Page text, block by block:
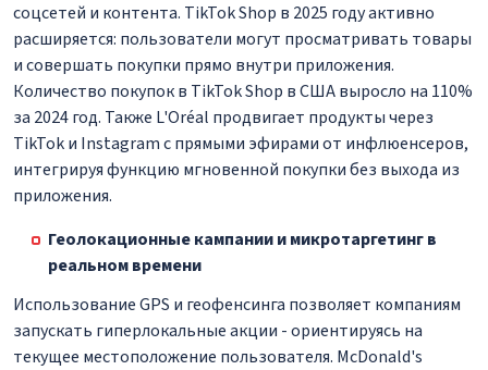
соцсетей и контента. TikTok Shop в 2025 году активно
расширяется: пользователи могут просматривать товары
и совершать покупки прямо внутри приложения.
Количество покупок в TikTok Shop в США выросло на 110%
за 2024 год. Также L'Oréal продвигает продукты через
TikTok и Instagram с прямыми эфирами от инфлюенсеров,
интегрируя функцию мгновенной покупки без выхода из
приложения.
Геолокационные кампании и микротаргетинг в
реальном времени
Использование GPS и геофенсинга позволяет компаниям
запускать гиперлокальные акции - ориентируясь на
текущее местоположение пользователя. McDonald's